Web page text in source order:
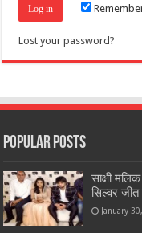
Lost your password?
Popular Posts
साक्षी
सिल्वर
January